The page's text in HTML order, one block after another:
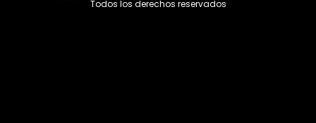
Todos los derechos reservados